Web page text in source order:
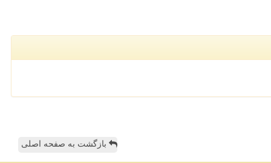
بازگشت به صفحه اصلی